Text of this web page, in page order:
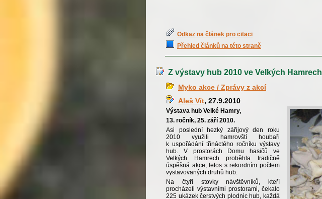
Odkaz na článek pro citaci
Přehled článků na této straně
Z výstavy hub 2010 ve Velkých Hamrech
Myko akce / Zprávy z akcí
Aleš Vít, 27.9.2010
Výstava hub Velké Hamry,
13. ročník, 25. září 2010.
Asi poslední hezký zářijový den roku
2010 využili hamrovští houbaři
k uspořádání třináctého ročníku výstavy
hub. V prostorách Domu hasičů ve
Velkých Hamrech proběhla tradičně
úspěšná akce, letos s rekordním počtem
vystavovaných druhů hub.
Na čtyři stovky návštěvníků, kteří
procházeli výstavními prostorami, čekalo
225 ukázek čerstvých plodnic hub, každá